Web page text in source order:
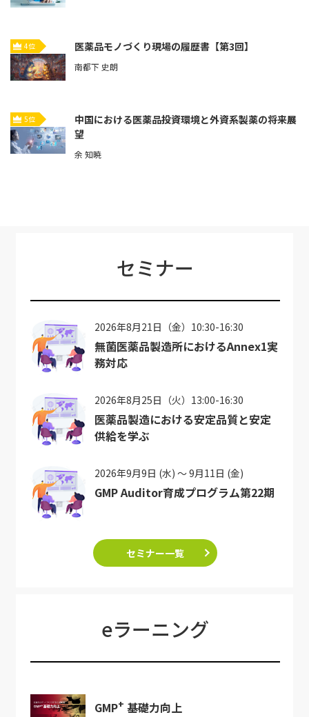
4位 医薬品モノづくり現場の履歴書【第3回】
南都下 史朗
5位
中国における医薬品投資環境と外資系製薬の将来展
望
余 知暁
セミナー
2026年8月21日（金）10:30-16:30
無菌医薬品製造所におけるAnnex1実
務対応
2026年8月25日（火）13:00-16:30
医薬品製造における安定品質と安定
供給を学ぶ
2026年9月9日 (水) ～ 9月11日 (金)
GMP Auditor育成プログラム第22期
セミナー一覧
eラーニング
GMP+ 基礎力向上